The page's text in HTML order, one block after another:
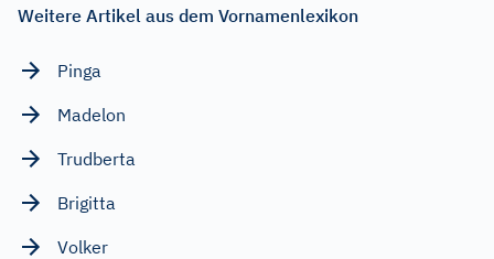
Weitere Artikel aus dem Vornamenlexikon
Pinga
Madelon
Trudberta
Brigitta
Volker